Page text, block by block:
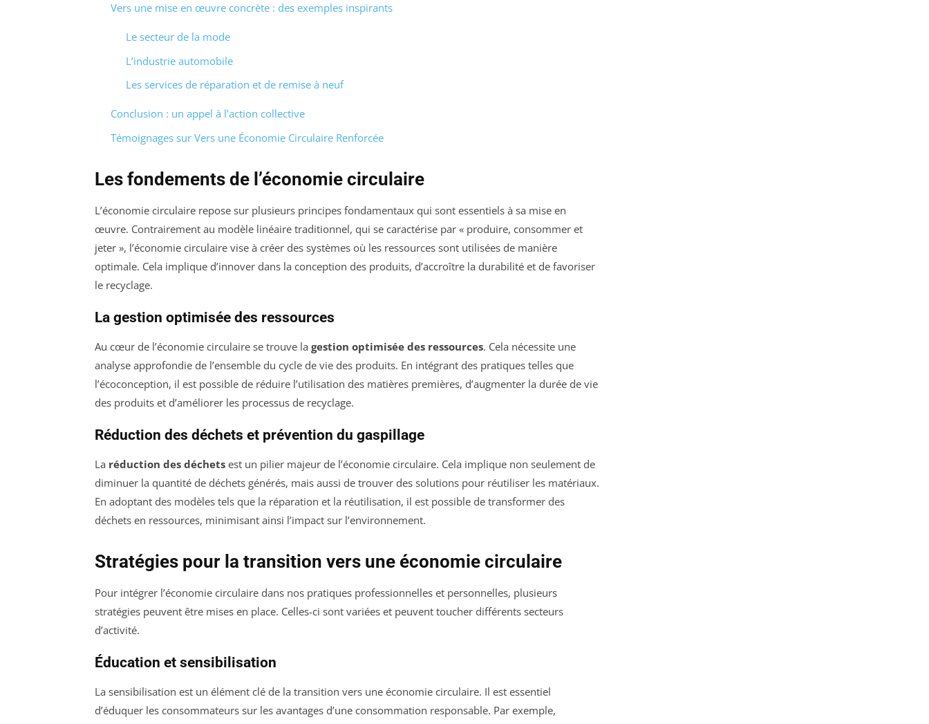
Vers une mise en œuvre concrète : des exemples inspirants
Le secteur de la mode
L’industrie automobile
Les services de réparation et de remise à neuf
Conclusion : un appel à l’action collective
Témoignages sur Vers une Économie Circulaire Renforcée
Les fondements de l’économie circulaire
L’économie circulaire repose sur plusieurs principes fondamentaux qui sont essentiels à sa mise en
œuvre. Contrairement au modèle linéaire traditionnel, qui se caractérise par « produire, consommer et
jeter », l’économie circulaire vise à créer des systèmes où les ressources sont utilisées de manière
optimale. Cela implique d’innover dans la conception des produits, d’accroître la durabilité et de favoriser
le recyclage.
La gestion optimisée des ressources
Au cœur de l’économie circulaire se trouve la gestion optimisée des ressources. Cela nécessite une
analyse approfondie de l’ensemble du cycle de vie des produits. En intégrant des pratiques telles que
l’écoconception, il est possible de réduire l’utilisation des matières premières, d’augmenter la durée de vie
des produits et d’améliorer les processus de recyclage.
Réduction des déchets et prévention du gaspillage
La réduction des déchets est un pilier majeur de l’économie circulaire. Cela implique non seulement de
diminuer la quantité de déchets générés, mais aussi de trouver des solutions pour réutiliser les matériaux.
En adoptant des modèles tels que la réparation et la réutilisation, il est possible de transformer des
déchets en ressources, minimisant ainsi l’impact sur l’environnement.
Stratégies pour la transition vers une économie circulaire
Pour intégrer l’économie circulaire dans nos pratiques professionnelles et personnelles, plusieurs
stratégies peuvent être mises en place. Celles-ci sont variées et peuvent toucher différents secteurs
d’activité.
Éducation et sensibilisation
La sensibilisation est un élément clé de la transition vers une économie circulaire. Il est essentiel
d’éduquer les consommateurs sur les avantages d’une consommation responsable. Par exemple,